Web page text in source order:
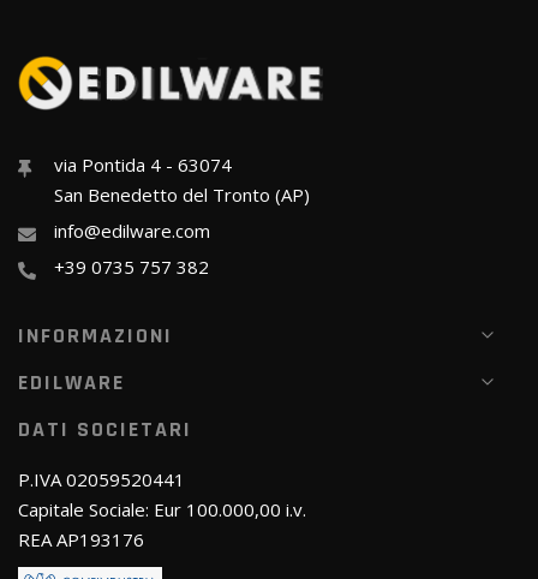
via Pontida 4 - 63074
San Benedetto del Tronto (AP)
info@edilware.com
+39 0735 757 382
INFORMAZIONI
EDILWARE
DATI SOCIETARI
P.IVA 02059520441
Capitale Sociale: Eur 100.000,00 i.v.
REA AP193176